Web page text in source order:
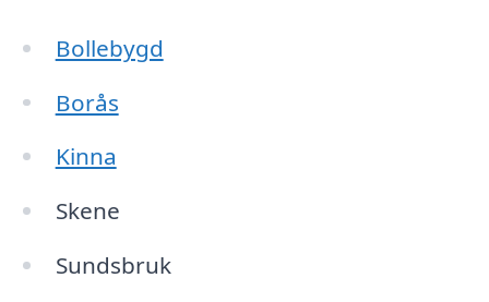
Bollebygd
Borås
Kinna
Skene
Sundsbruk